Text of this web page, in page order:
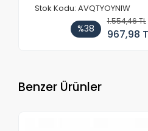
Stok Kodu: AVQTYOYNIW
%38
1.554,46 TL
967,98
Benzer Ürünler